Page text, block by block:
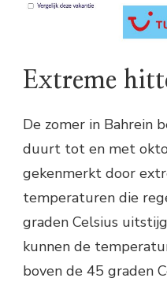
Extreme
De zomer in Bahrein
duurt tot en met
gekenmerkt door
temperaturen die
graden Celsius
kunnen de
boven de 45 graden